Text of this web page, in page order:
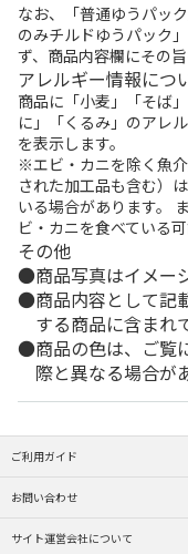
なお、「普通ゆうパッ
のみチルドゆうパック
ず、商品内容欄にその旨
アレルギー情報につ
商品に「小麦」「そば
に」「くるみ」のアレ
を表示します。
※エビ・カニを除く魚
された加工品も含む）
いる場合があります。
ビ・カニを食べている
その他
商品写真はイメー
商品内容として記
する商品に含まれ
商品の色は、ご覧
際と異なる場合が
ご利用ガイド
お問い合わせ
サイト運営会社について